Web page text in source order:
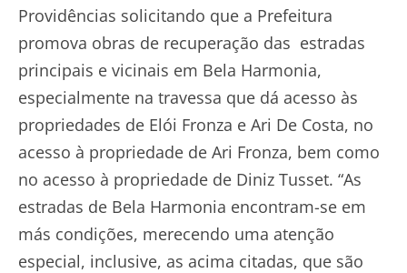
Providências solicitando que a Prefeitura
promova obras de recuperação das estradas
principais e vicinais em Bela Harmonia,
especialmente na travessa que dá acesso às
propriedades de Elói Fronza e Ari De Costa, no
acesso à propriedade de Ari Fronza, bem como
no acesso à propriedade de Diniz Tusset. “As
estradas de Bela Harmonia encontram-se em
más condições, merecendo uma atenção
especial, inclusive, as acima citadas, que são